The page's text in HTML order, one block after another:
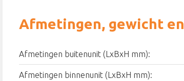
Afmetingen, gewicht
Afmetingen buitenunit (LxBxH mm):
Afmetingen binnenunit (LxBxH mm):